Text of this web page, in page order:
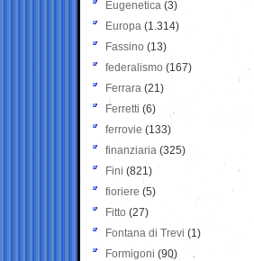
Eugenetica (3)
Europa (1.314)
Fassino (13)
federalismo (167)
Ferrara (21)
Ferretti (6)
ferrovie (133)
finanziaria (325)
Fini (821)
fioriere (5)
Fitto (27)
Fontana di Trevi (1)
Formigoni (90)